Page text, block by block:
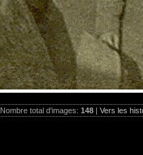
Nombre total d'images: 148 | Vers les